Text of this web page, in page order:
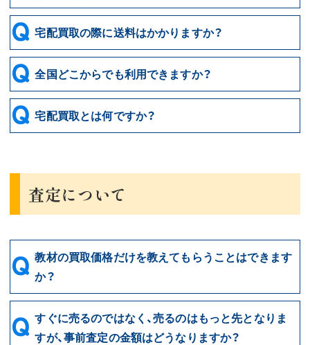
宅配買取の際に送料はかかりますか？
全国どこからでも利用できますか？
宅配買取とは何ですか？
査定について
教材の買取価格だけを教えてもらうことはできます
か？
すぐに売るのではなく、売るのはもっと先となりま
すが、事前査定の金額はどうなりますか？